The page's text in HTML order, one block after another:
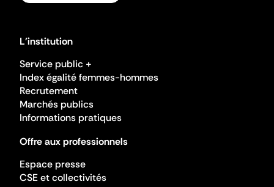
L'institution
Service public +
Index égalité femmes-hommes
Recrutement
Marchés publics
Informations pratiques
Offre aux professionnels
Espace presse
CSE et collectivités